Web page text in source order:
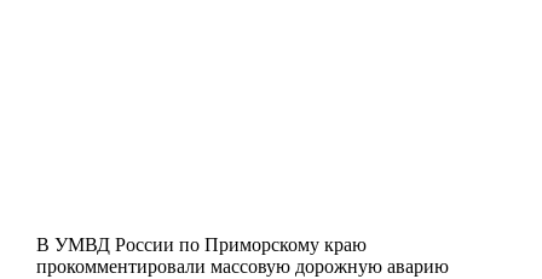
В УМВД России по Приморскому краю
прокомментировали массовую дорожную аварию